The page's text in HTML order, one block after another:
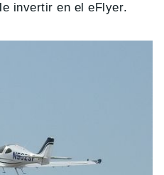
invertir en el eFlyer.